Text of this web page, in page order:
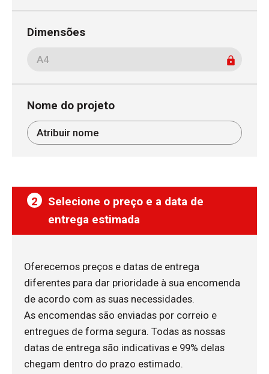
Dimensões
Nome do projeto
2
Selecione o preço e a data de
entrega estimada
Oferecemos preços e datas de entrega
diferentes para dar prioridade à sua encomenda
de acordo com as suas necessidades.
As encomendas são enviadas por correio e
entregues de forma segura. Todas as nossas
datas de entrega são indicativas e 99% delas
chegam dentro do prazo estimado.